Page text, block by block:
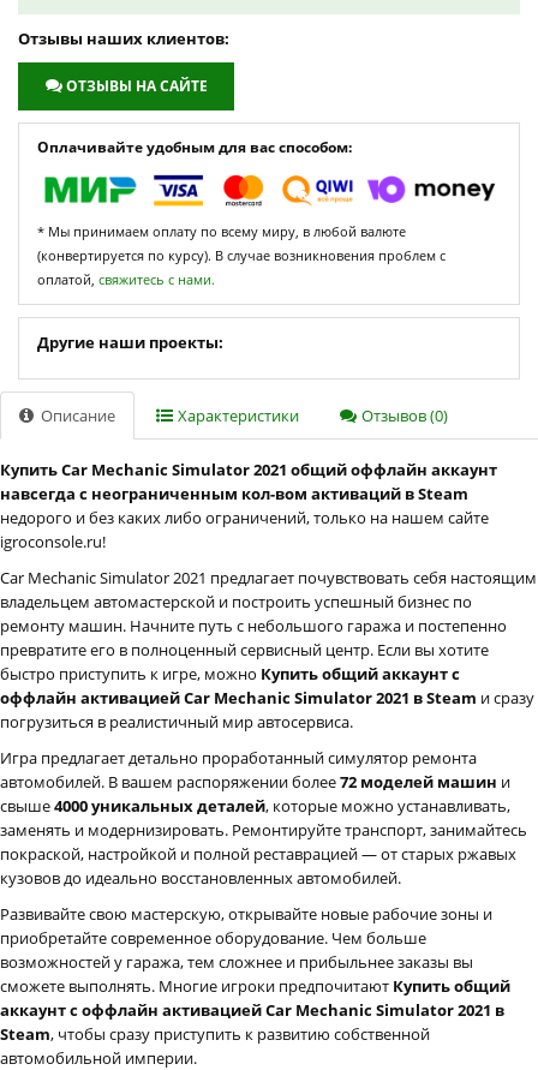
Отзывы наших клиентов:
ОТЗЫВЫ НА САЙТЕ
Оплачивайте удобным для вас способом:
* Мы принимаем оплату по всему миру, в любой валюте
(конвертируется по курсу). В случае возникновения проблем с
оплатой, свяжитесь с нами.
Другие наши проекты:
Описание Характеристики Отзывов (0)
Купить Car Mechanic Simulator 2021 общий оффлайн аккаунт
навсегда с неограниченным кол-вом активаций в Steam
недорого и без каких либо ограничений, только на нашем сайте
igroconsole.ru!
Car Mechanic Simulator 2021 предлагает почувствовать себя настоящим
владельцем автомастерской и построить успешный бизнес по
ремонту машин. Начните путь с небольшого гаража и постепенно
превратите его в полноценный сервисный центр. Если вы хотите
быстро приступить к игре, можно Купить общий аккаунт с
оффлайн активацией Car Mechanic Simulator 2021 в Steam и сразу
погрузиться в реалистичный мир автосервиса.
Игра предлагает детально проработанный симулятор ремонта
автомобилей. В вашем распоряжении более72 моделей машин и
свыше4000 уникальных деталей, которые можно устанавливать,
заменять и модернизировать. Ремонтируйте транспорт, занимайтесь
покраской, настройкой и полной реставрацией — от старых ржавых
кузовов до идеально восстановленных автомобилей.
Развивайте свою мастерскую, открывайте новые рабочие зоны и
приобретайте современное оборудование. Чем больше
возможностей у гаража, тем сложнее и прибыльнее заказы вы
сможете выполнять. Многие игроки предпочитают Купить общий
аккаунт с оффлайн активацией Car Mechanic Simulator 2021 в
Steam, чтобы сразу приступить к развитию собственной
автомобильной империи.